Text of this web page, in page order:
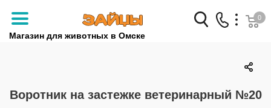
Магазин для животных в Омске
Заказать звонок
0
Воротник на застежке ветеринарный №20